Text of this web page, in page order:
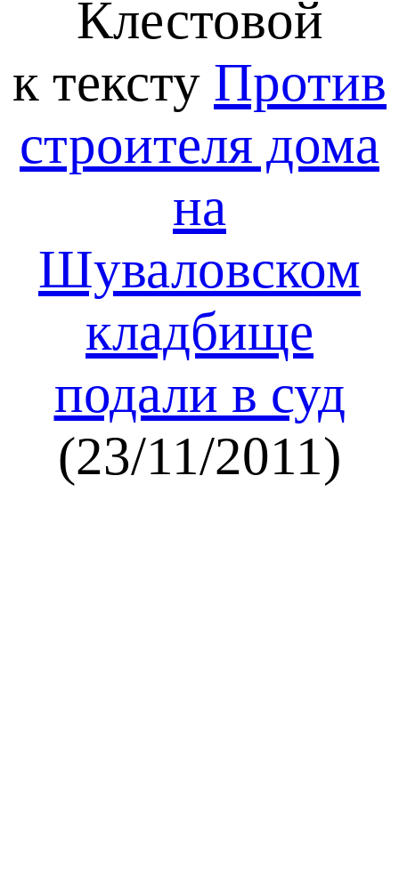
Клестовой
к тексту Против
строителя дома
на
Шуваловском
кладбище
подали в суд
(23/11/2011)